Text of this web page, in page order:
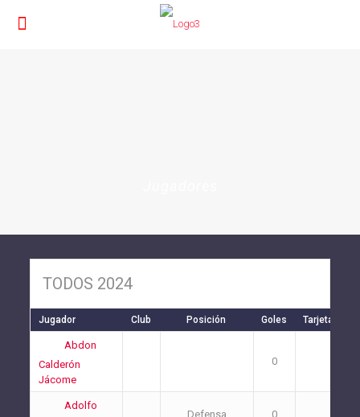
TODOS 2024
Jugador Club Posición Goles Tarjetas
Abdon
Calderón
Jácome
0
Adolfo
Defensa 0